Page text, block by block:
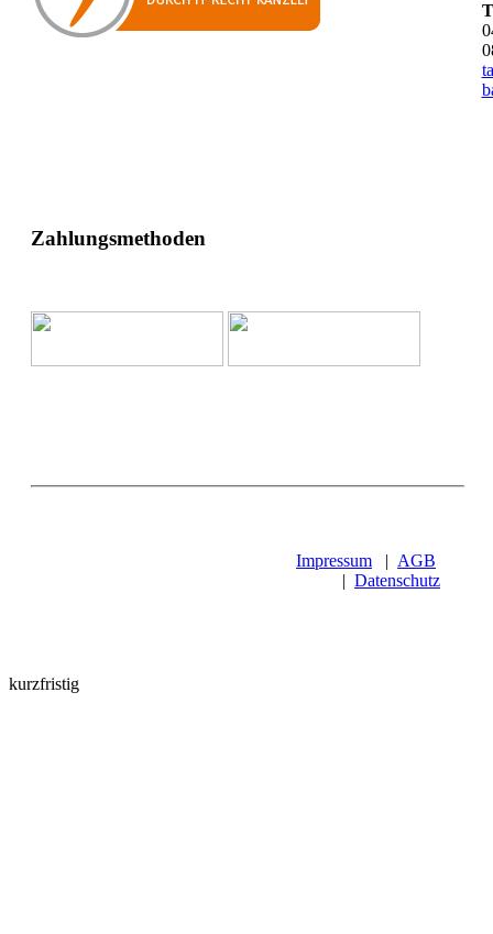
Zahlungsmethoden
Impressum | AGB
| Datenschutz
kurzfristig